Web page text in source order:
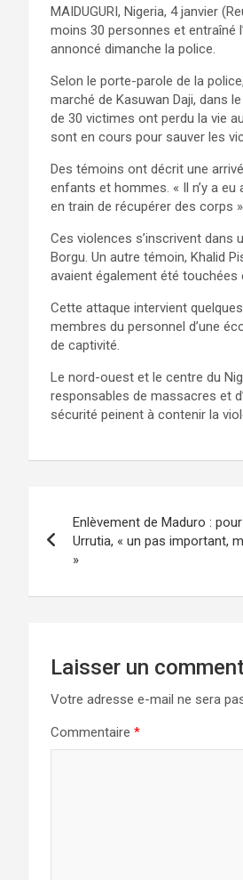
MAIDUGURI, Nigeria, 4 janvier
moins 30 personnes et entraîné
annoncé dimanche la police.
Selon le porte-parole de la
marché de Kasuwan Daji, dans
de 30 victimes ont perdu la vie
sont en cours pour sauver les
Des témoins ont décrit une
enfants et hommes. « Il n’y a
en train de récupérer des corps
Ces violences s’inscrivent dans
Borgu. Un autre témoin, Khalid
avaient également été
Cette attaque intervient
membres du personnel d’une
de captivité.
Le nord-ouest et le centre du
responsables de massacres et
sécurité peinent à contenir la
Enlèvement de Maduro :
Urrutia, « un pas important,
»
Laisser un
Votre adresse e-mail ne sera
Commentaire *